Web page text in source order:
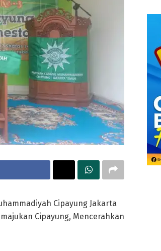
Cipayung Jakarta
Cipayung, Mencerahkan